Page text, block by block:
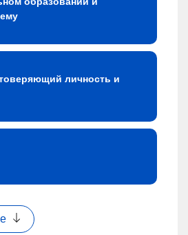
личность и